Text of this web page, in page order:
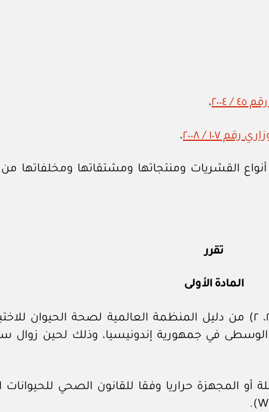
،
١٠٧ / ٢٠٠٨ ،
القشريات ومنتجاتها ومشتقاتها
تقرر
المادة الأولى
يحظر استيراد القشريات من الأنواع الواردة في الفصل (٦، ٢، ٢) من دليل المنظمة
الوسطى في جمهورية إندونيسيا، وذلك لحين زوال
المجهزة حراريا وفقا للقانون الصحي للحيوانات